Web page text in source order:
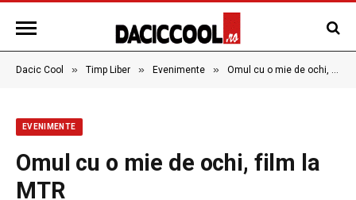
Dacic Cool » Timp Liber » Evenimente » Omul cu o mie de ochi, film la MTR
EVENIMENTE
Omul cu o mie de ochi, film la
MTR